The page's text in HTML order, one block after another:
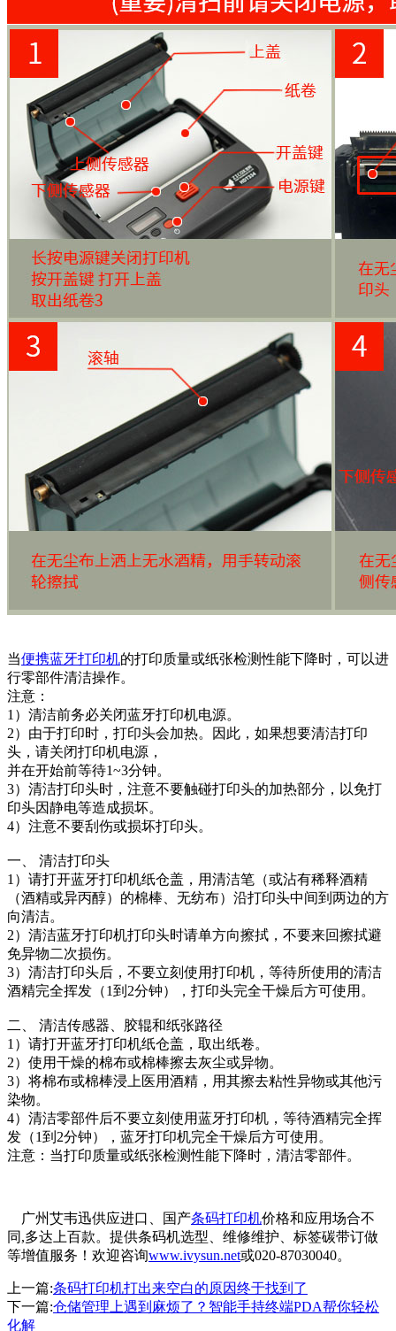
当便携蓝牙打印机的打印质量或纸张检测性能下降时，可以进
行零部件清洁操作。
注意：
1）清洁前务必关闭蓝牙打印机电源。
2）由于打印时，打印头会加热。因此，如果想要清洁打印
头，请关闭打印机电源，
并在开始前等待1~3分钟。
3）清洁打印头时，注意不要触碰打印头的加热部分，以免打
印头因静电等造成损坏。
4）注意不要刮伤或损坏打印头。
一、 清洁打印头
1）请打开蓝牙打印机纸仓盖，用清洁笔（或沾有稀释酒精
（酒精或异丙醇）的棉棒、无纺布）沿打印头中间到两边的方
向清洁。
2）清洁蓝牙打印机打印头时请单方向擦拭，不要来回擦拭避
免异物二次损伤。
3）清洁打印头后，不要立刻使用打印机，等待所使用的清洁
酒精完全挥发（1到2分钟），打印头完全干燥后方可使用。
二、 清洁传感器、胶辊和纸张路径
1）请打开蓝牙打印机纸仓盖，取出纸卷。
2）使用干燥的棉布或棉棒擦去灰尘或异物。
3）将棉布或棉棒浸上医用酒精，用其擦去粘性异物或其他污
染物。
4）清洁零部件后不要立刻使用蓝牙打印机，等待酒精完全挥
发（1到2分钟），蓝牙打印机完全干燥后方可使用。
注意：当打印质量或纸张检测性能下降时，清洁零部件。
广州艾韦迅供应进口、国产条码打印机价格和应用场合不
同,多达上百款。提供条码机选型、维修维护、标签碳带订做
等增值服务！欢迎咨询www.ivysun.net或020-87030040。
上一篇:条码打印机打出来空白的原因终于找到了
下一篇:仓储管理上遇到麻烦了？智能手持终端PDA帮你轻松
化解